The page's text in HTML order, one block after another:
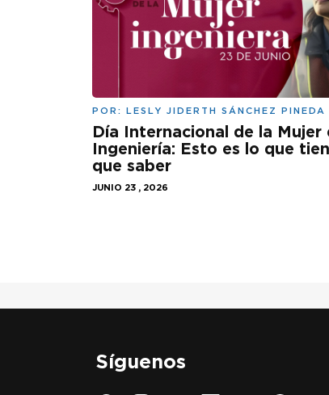
POR: LESLY JIDERTH SÁNCHEZ PINEDA
Día Internacional de la Mujer
Ingeniería: Esto es lo que
que saber
JUNIO 23 , 2026
Síguenos